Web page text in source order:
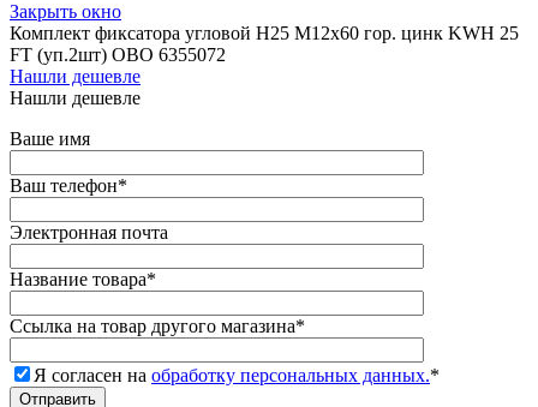
Закрыть окно
Комплект фиксатора угловой H25 M12х60 гор. цинк KWH 25
FT (уп.2шт) OBO 6355072
Нашли дешевле
Нашли дешевле
Ваше имя
Ваш телефон*
Электронная почта
Название товара*
Ссылка на товар другого магазина*
Я согласен на обработку персональных данных.*